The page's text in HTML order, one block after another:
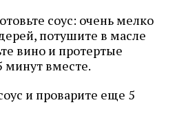
соус: очень мелко
потушите в масле
вино и протертые
минут вместе.
и проварите еще 5